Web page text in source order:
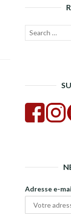
Recherche
Adresse e-